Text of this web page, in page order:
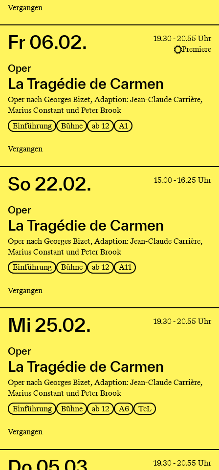
Vergangen
Link
Tragédie
Carmen
Fr 06.02.
19.30 - 20.55 Uhr
Premiere
Oper
La Tragédie de Carmen
Oper nach Georges Bizet, Adaption: Jean-Claude Carrière,
Marius Constant und Peter Brook
Einführung
Bühne ab 12 A1
Vergangen
Link
Tragédie
Carmen
So 22.02. 15.00 - 16.25 Uhr
Oper
La Tragédie de Carmen
Oper nach Georges Bizet, Adaption: Jean-Claude Carrière,
Marius Constant und Peter Brook
Einführung
Bühne ab 12 A11
Vergangen
Link
Tragédie
Carmen
Mi 25.02. 19.30 - 20.55 Uhr
Oper
La Tragédie de Carmen
Oper nach Georges Bizet, Adaption: Jean-Claude Carrière,
Marius Constant und Peter Brook
Einführung
Bühne ab 12 A6 TcL
Vergangen
Link
19.30 - 20.55 Uhr